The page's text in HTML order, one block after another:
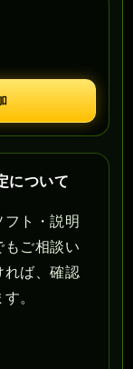
について
ト・説明
ご相談い
れば、確認
。